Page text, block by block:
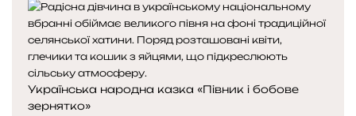
Українська народна казка «Півник і бобове
зернятко»